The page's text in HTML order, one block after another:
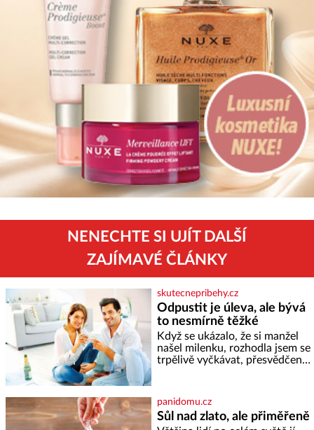
NENECHTE SI UJÍT DALŠÍ
ZAJÍMAVÉ ČLÁNKY
skutecnepribehy.cz
Odpustit je úleva, ale bývá
to nesmírně těžké
Když se ukázalo, že si manžel
našel milenku, rozhodla jsem se
trpělivě vyčkávat, přesvědčena,
nejtěžších věcí na světě. Ale
každý, kdo s tím má nějaké
zkušenosti, se zapřísahá, že
panidomu.cz
Sůl nad zlato, ale přiměřeně